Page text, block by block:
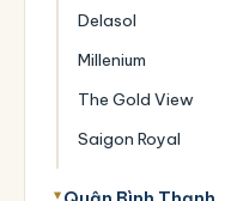
Delasol
Millenium
The Gold View
Saigon Royal